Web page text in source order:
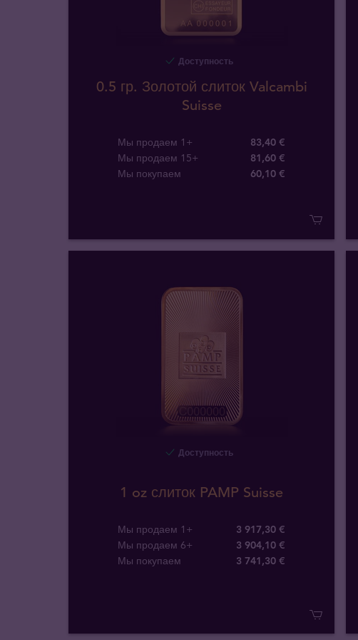
Доступность
0.5 гр. Золотой слиток Valcambi
Suisse
Мы продаем 1+
83,40 €
Мы продаем 15+
81,60 €
Мы покупаем
60,10 €
Доступность
1 oz слиток PAMP Suisse
Мы продаем 1+
3 917,30 €
Мы продаем 6+
3 904,10 €
Мы покупаем
3 741,30 €